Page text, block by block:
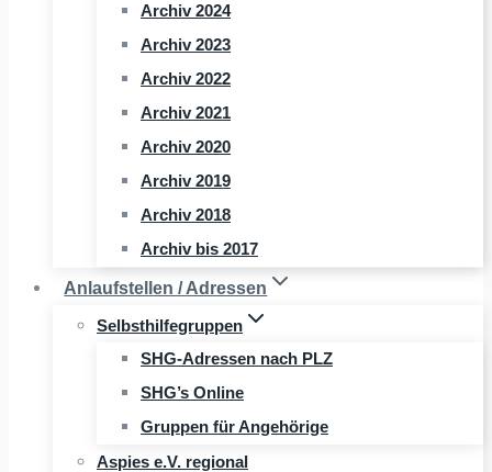
Archiv 2024
Archiv 2023
Archiv 2022
Archiv 2021
Archiv 2020
Archiv 2019
Archiv 2018
Archiv bis 2017
Anlaufstellen / Adressen
Selbsthilfegruppen
SHG-Adressen nach PLZ
SHG’s Online
Gruppen für Angehörige
Aspies e.V. regional